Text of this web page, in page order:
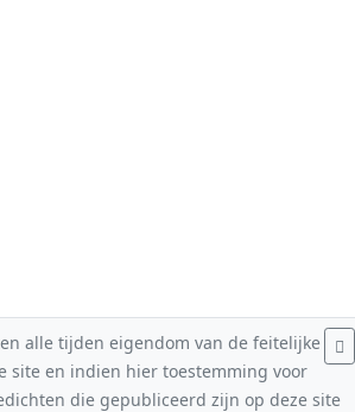
alle tijden eigendom van de feitelijke
site en indien hier toestemming voor
die gepubliceerd zijn op deze site